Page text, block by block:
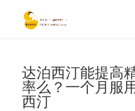
达泊西汀能提高
率么？一个月服
西汀